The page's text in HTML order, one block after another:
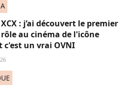
: j’ai découvert le premier
au cinéma de l'icône
c'est un vrai OVNI